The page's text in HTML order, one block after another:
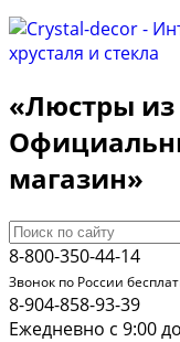
«Люстры из
магазин»
8-800-350-44-14
Звонок по России
8-904-858-93-39
Ежедневно с 9:00